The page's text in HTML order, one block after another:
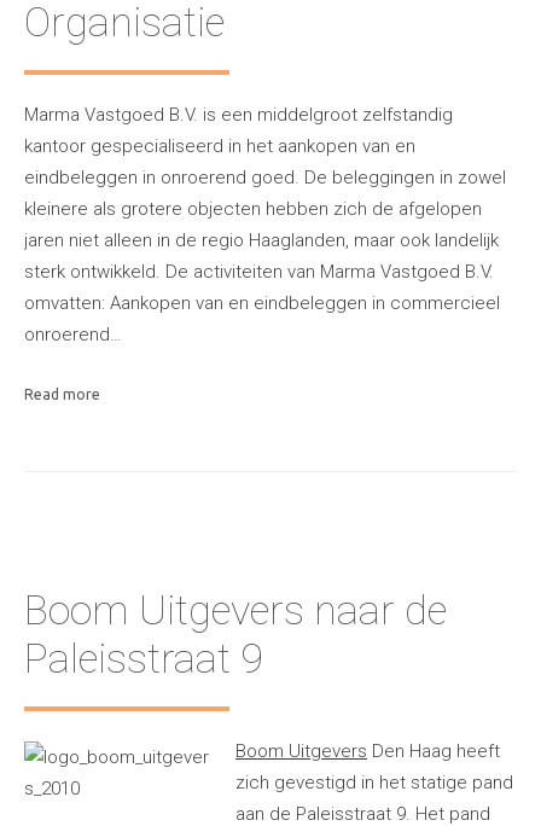
Organisatie
Marma Vastgoed B.V. is een middelgroot zelfstandig
kantoor gespecialiseerd in het aankopen van en
eindbeleggen in onroerend goed. De beleggingen in zowel
kleinere als grotere objecten hebben zich de afgelopen
jaren niet alleen in de regio Haaglanden, maar ook landelijk
sterk ontwikkeld. De activiteiten van Marma Vastgoed B.V.
omvatten: Aankopen van en eindbeleggen in commercieel
onroerend…
Read more
Boom Uitgevers naar de
Paleisstraat 9
Boom Uitgevers Den Haag heeft
zich gevestigd in het statige pand
aan de Paleisstraat 9. Het pand